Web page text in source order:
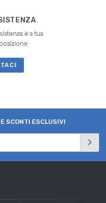
è a tua
SCONTI ESCLUSIVI